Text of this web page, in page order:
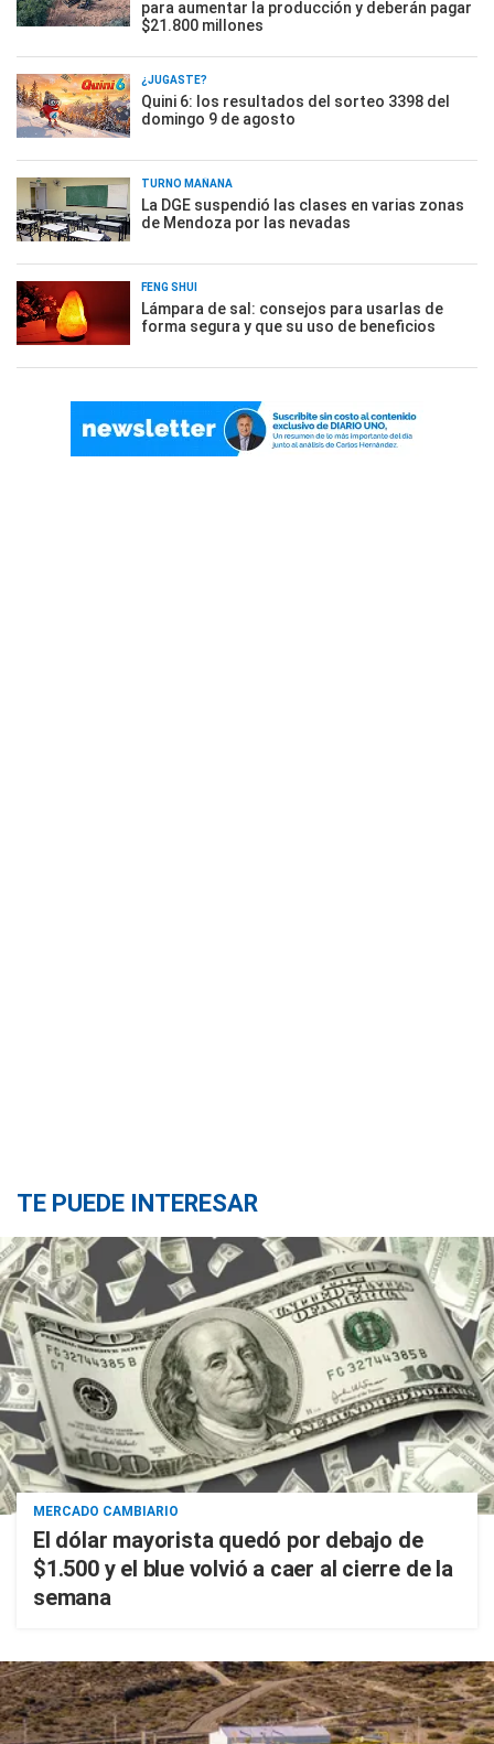
para aumentar la producción y deberán pagar
$21.800 millones
¿JUGASTE?
Quini 6: los resultados del sorteo 3398 del
domingo 9 de agosto
TURNO MAÑANA
La DGE suspendió las clases en varias zonas
de Mendoza por las nevadas
FENG SHUI
Lámpara de sal: consejos para usarlas de
forma segura y que su uso de beneficios
TE PUEDE INTERESAR
MERCADO CAMBIARIO
El dólar mayorista quedó por debajo de
$1.500 y el blue volvió a caer al cierre de la
semana